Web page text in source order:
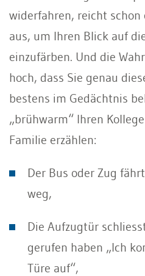
widerfahren, reicht schon
aus, um Ihren Blick auf
einzufärben. Und die
hoch, dass Sie genau
bestens im Gedächtnis
„brühwarm“ Ihren
Familie erzählen:
Der Bus oder Zug
weg,
Die Aufzugtür
gerufen haben „Ich
Türe auf“,